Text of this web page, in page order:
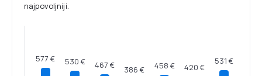
najpovoljniji.
577 € 530 € 467 € 386 € 458 € 420 €
531 €